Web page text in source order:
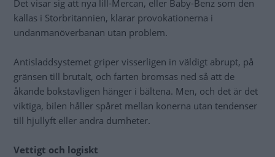
Det visar sig att nya lill-Mercan, eller Baby-Benz som den
kallas i Storbritannien, klarar provokationerna i
undanmanöverbanan utan problem.
Antisladdsystemet griper visserligen in väldigt abrupt, på
gränsen till brutalt, och farten bromsas ned så att de
åkande bokstavligen hänger i bältena. Men, och det är det
viktiga, bilen håller spåret mellan konerna utan tendenser
till hjullyft eller andra dumheter.
Vettigt och logiskt